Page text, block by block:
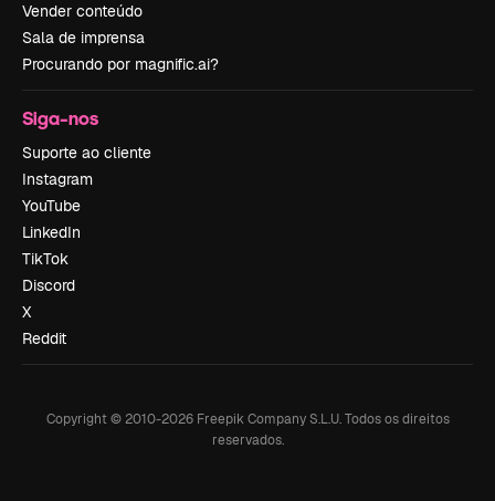
Vender conteúdo
Sala de imprensa
Procurando por magnific.ai?
Siga-nos
Suporte ao cliente
Instagram
YouTube
LinkedIn
TikTok
Discord
X
Reddit
Copyright © 2010-2026Freepik Company S.L.U. Todos os direitos
reservados.